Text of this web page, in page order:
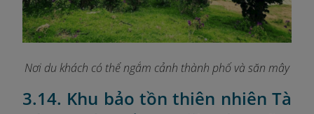
Nơi du khách có thể ngắm cảnh thành phố và săn mây
3.14. Khu bảo tồn thiên nhiên Tà